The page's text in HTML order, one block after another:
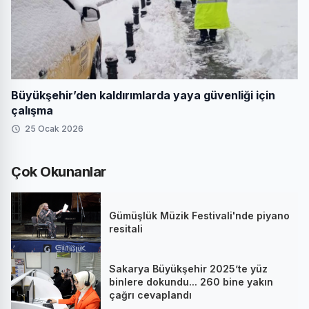
Büyükşehir’den kaldırımlarda yaya güvenliği için
çalışma
25 Ocak 2026
Çok Okunanlar
Gümüşlük Müzik Festivali'nde piyano
resitali
Sakarya Büyükşehir 2025’te yüz
binlere dokundu... 260 bine yakın
çağrı cevaplandı